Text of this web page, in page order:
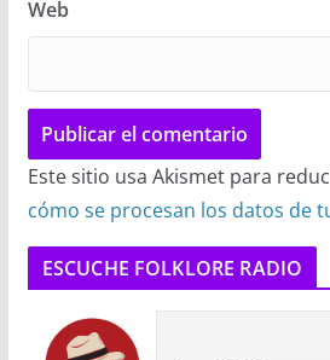
Web
Este sitio usa Akismet para
cómo se procesan los datos de
ESCUCHE FOLKLORE RADIO